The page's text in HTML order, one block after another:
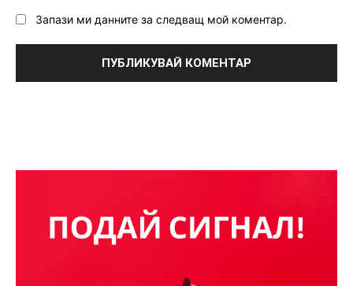
Запази ми данните за следващ мой коментар.